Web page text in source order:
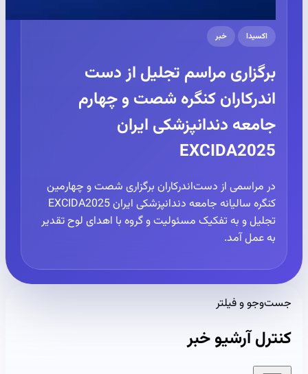
اکسیدا خبر
برگزاری مراسم تجلیل از دست
اندرکاران کنگره شصت و چهارم
جامعه دندانپزشکی ایران
EXCIDA2025
در مراسمی از دست‌اندرکاران برگزاری شصت و چهارمین
کنگره سالیانه جامعه دندانپزشکی ایران EXCIDA2025
تجلیل و به تفکیک مسئولیت و گروه با اهدای لوح تقدیر
به عمل آمد.
جست‌وجو و فیلتر
کنترل آرشیو خبر